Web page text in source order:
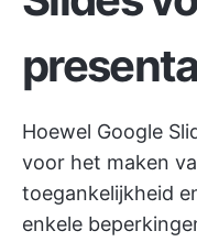
Hoewel Google
voor het maken
toegankelijkheid
enkele